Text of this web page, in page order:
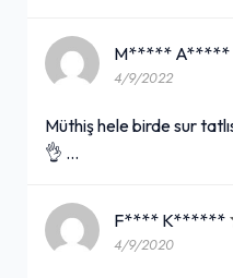
M***** A*****
4/9/2022
Müthiş hele birde sur
👌 …
F**** K******
4/9/2020